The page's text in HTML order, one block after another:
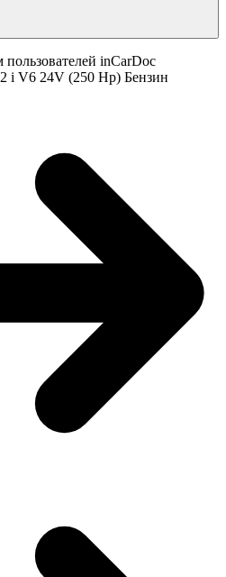
inCarDoc
i V6 24V (250 Hp) Бензин